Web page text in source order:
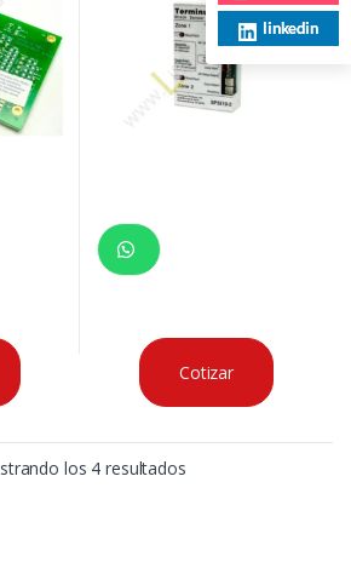
Cotizar
los 4 resultados
linkedin